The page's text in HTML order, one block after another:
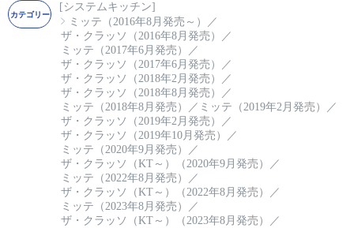
[システムキッチン]
ミッテ（2016年8月発売～）
／
ザ・クラッソ（2016年8月発売）
／
ミッテ（2017年6月発売）
／
ザ・クラッソ（2017年6月発売）
／
ザ・クラッソ（2018年2月発売）
／
ザ・クラッソ（2018年8月発売）
／
ミッテ（2018年8月発売）
／ ミッテ（2019年2月発売）
／
ザ・クラッソ（2019年2月発売）
／
ザ・クラッソ（2019年10月発売）
／
ミッテ（2020年9月発売）
／
ザ・クラッソ（KT～）（2020年9月発売）
／
ミッテ（2022年8月発売）
／
ザ・クラッソ（KT～）（2022年8月発売）
／
ミッテ（2023年8月発売）
／
ザ・クラッソ（KT～）（2023年8月発売）
／